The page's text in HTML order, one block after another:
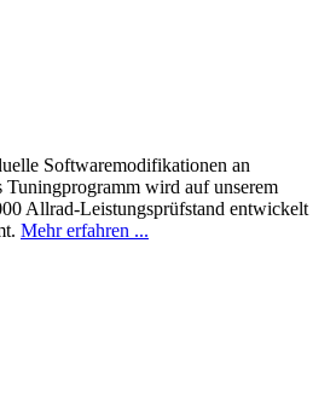
Softwaremodifikationen an
Tuningprogramm wird auf unserem
Allrad-Leistungsprüfstand entwickelt
Mehr erfahren ...